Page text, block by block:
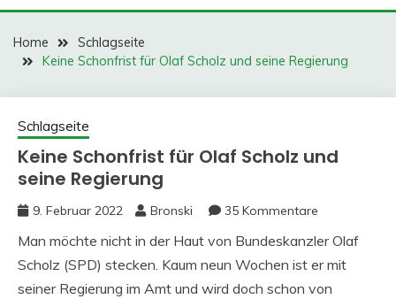
Home
Schlagseite
Keine Schonfrist für Olaf Scholz und seine Regierung
Schlagseite
Keine Schonfrist für Olaf Scholz und
seine Regierung
9. Februar 2022 Bronski 35 Kommentare
Man möchte nicht in der Haut von Bundeskanzler Olaf
Scholz (SPD) stecken. Kaum neun Wochen ist er mit
seiner Regierung im Amt und wird doch schon von